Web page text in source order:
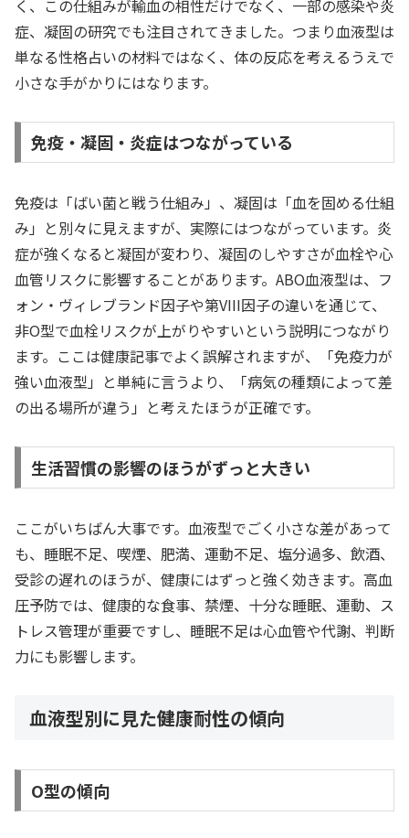
く、この仕組みが輸血の相性だけでなく、一部の感染や炎
症、凝固の研究でも注目されてきました。つまり血液型は
単なる性格占いの材料ではなく、体の反応を考えるうえで
小さな手がかりにはなります。
免疫・凝固・炎症はつながっている
免疫は「ばい菌と戦う仕組み」、凝固は「血を固める仕組
み」と別々に見えますが、実際にはつながっています。炎
症が強くなると凝固が変わり、凝固のしやすさが血栓や心
血管リスクに影響することがあります。ABO血液型は、フ
ォン・ヴィレブランド因子や第VIII因子の違いを通じて、
非O型で血栓リスクが上がりやすいという説明につながり
ます。ここは健康記事でよく誤解されますが、「免疫力が
強い血液型」と単純に言うより、「病気の種類によって差
の出る場所が違う」と考えたほうが正確です。
生活習慣の影響のほうがずっと大きい
ここがいちばん大事です。血液型でごく小さな差があって
も、睡眠不足、喫煙、肥満、運動不足、塩分過多、飲酒、
受診の遅れのほうが、健康にはずっと強く効きます。高血
圧予防では、健康的な食事、禁煙、十分な睡眠、運動、ス
トレス管理が重要ですし、睡眠不足は心血管や代謝、判断
力にも影響します。
血液型別に見た健康耐性の傾向
O型の傾向